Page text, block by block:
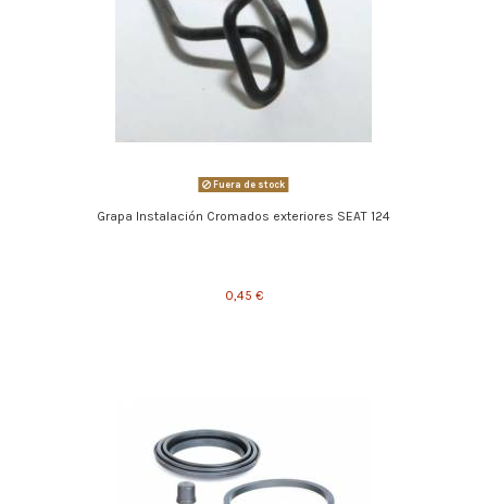
Fuera de stock
Grapa Instalación Cromados exteriores SEAT 124
0,45 €